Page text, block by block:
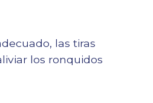
las tiras
los ronquidos